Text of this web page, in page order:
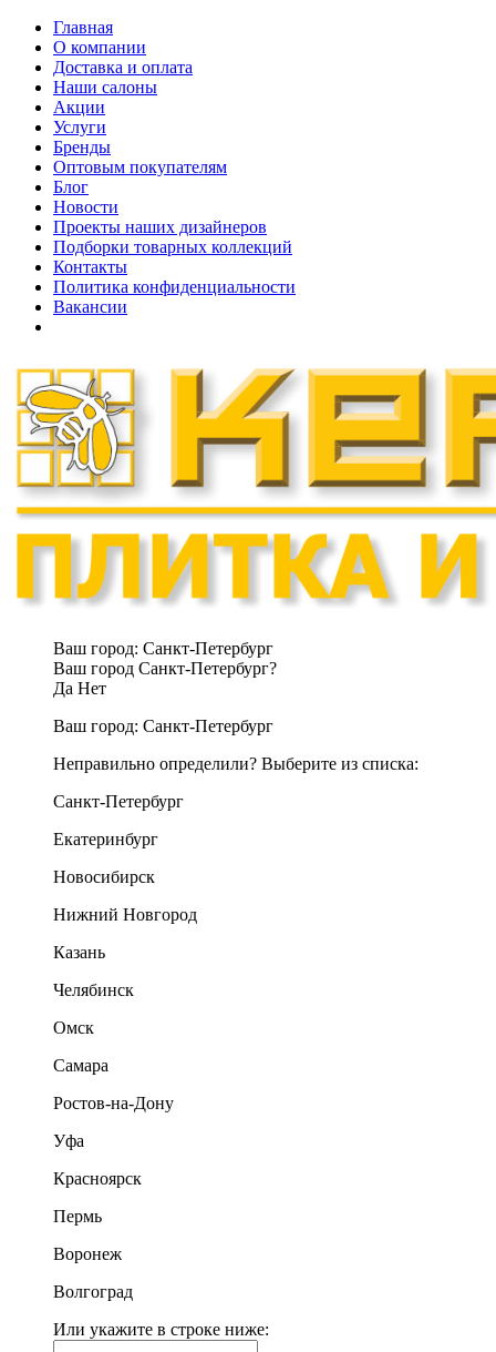
Главная
О компании
Доставка и оплата
Наши cалоны
Акции
Услуги
Бренды
Оптовым покупателям
Блог
Новости
Проекты наших дизайнеров
Подборки товарных коллекций
Контакты
Политика конфиденциальности
Вакансии
Ваш город: Санкт-Петербург
Ваш город Санкт-Петербург?
Да Нет
Ваш город: Санкт-Петербург
Неправильно определили? Выберите из списка:
Санкт-Петербург
Екатеринбург
Новосибирск
Нижний Новгород
Казань
Челябинск
Омск
Самара
Ростов-на-Дону
Уфа
Красноярск
Пермь
Воронеж
Волгоград
Или укажите в строке ниже: